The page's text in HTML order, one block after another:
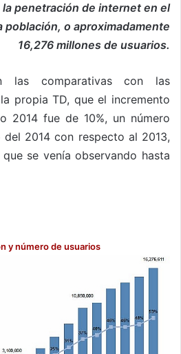
penetración de internet en el
población, o aproximadamente
16,276 millones de usuarios.
las comparativas con las
propia TD, que el incremento
2014 fue de 10%, un número
2014 con respecto al 2013,
se venía observando hasta
y número de usuarios